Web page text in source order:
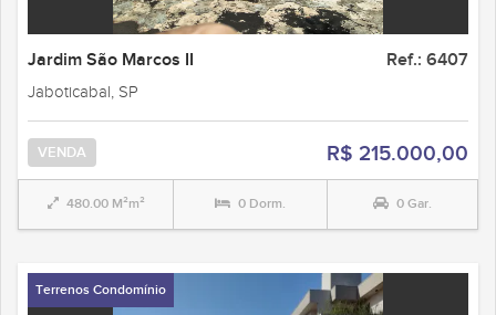
Jardim São Marcos II Ref.: 6407
Jaboticabal, SP
VENDA R$ 215.000,00
480.00 M²m² 0 Dorm. 0 Gar.
Terrenos Condomínio